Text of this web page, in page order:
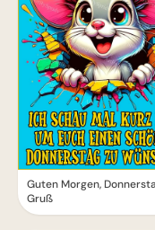
Guten Morgen,
Gruß